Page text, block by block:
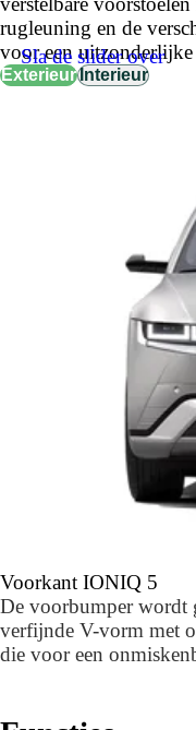
rugleuning en de
voor een
ExterieurInterieur
Sla de slider over
Voorkant IONIQ 5
De voorbumper wordt
verfijnde V-vorm met
die voor een